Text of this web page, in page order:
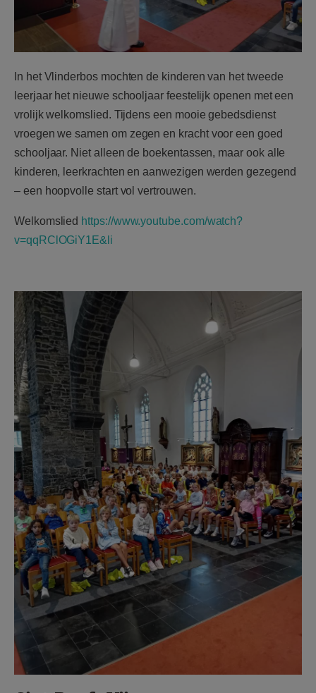
In het Vlinderbos mochten de kinderen van het tweede
leerjaar het nieuwe schooljaar feestelijk openen met een
vrolijk welkomslied. Tijdens een mooie gebedsdienst
vroegen we samen om zegen en kracht voor een goed
schooljaar. Niet alleen de boekentassen, maar ook alle
kinderen, leerkrachten en aanwezigen werden gezegend
– een hoopvolle start vol vertrouwen.
Welkomslied https://www.youtube.com/watch?
v=qqRClOGiY1E&li
start1.jpg